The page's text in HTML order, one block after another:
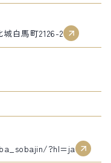
白馬町2126-2
?hl=ja